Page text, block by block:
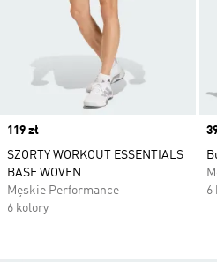
Price
119 zł
SZORTY WORKOUT ESSENTIALS
BASE WOVEN
Męskie Performance
6 kolory
6